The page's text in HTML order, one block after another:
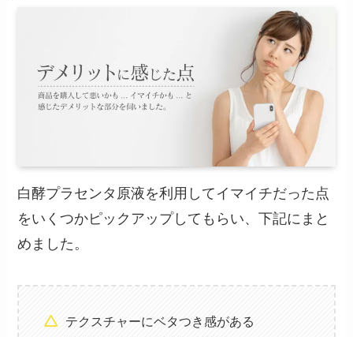
白酵プラセンタ原液を利用してイマイチだった点
をいくつかピックアップしてもらい、下記にまと
めました。
テクスチャーにベタつき感がある